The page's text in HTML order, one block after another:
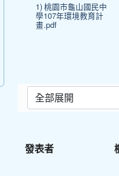
1) 桃園市龜山國民中
學107年環境教育計
畫.pdf
發表者